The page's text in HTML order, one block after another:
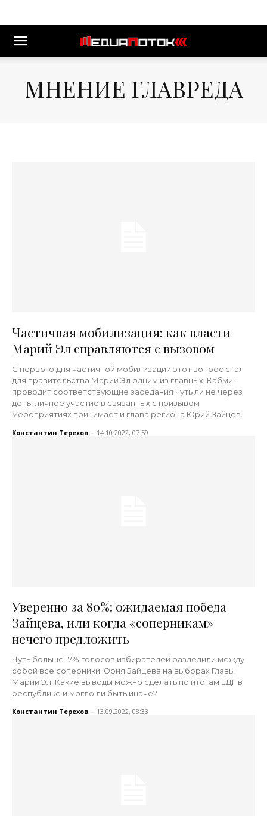
МНЕНИЕ ГЛАВРЕДА
Частичная мобилизация: как власти
Марий Эл справляются с вызовом
С первого дня частичной мобилизации этот вопрос стал
для правительства Марий Эл одним из главных. Кабмин
проводит соответствующие заседания чуть ли не через
день, личное участие в связанных с призывом
мероприятиях принимает и глава региона Юрий Зайцев.
Константин Терехов - 14.10.2022, 07:59
Уверенно за 80%: ожидаемая победа
Зайцева, или когда «соперникам»
нечего предложить
Чуть больше 17% голосов избирателей разделили между
собой все соперники Юрия Зайцева на выборах Главы
Марий Эл. Какие выводы можно сделать по итогам ЕДГ в
республике и могло ли быть иначе?
Константин Терехов - 13.09.2022, 08:33